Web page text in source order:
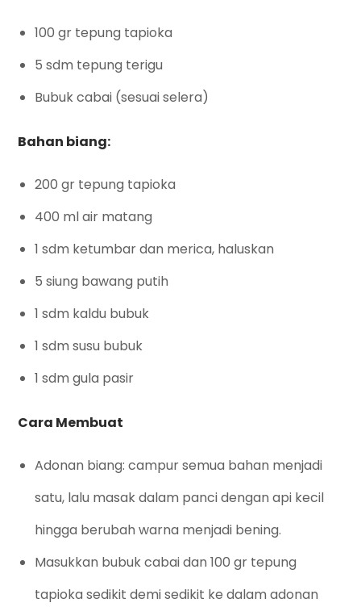
100 gr tepung tapioka
5 sdm tepung terigu
Bubuk cabai (sesuai selera)
Bahan biang:
200 gr tepung tapioka
400 ml air matang
1 sdm ketumbar dan merica, haluskan
5 siung bawang putih
1 sdm kaldu bubuk
1 sdm susu bubuk
1 sdm gula pasir
Cara Membuat
Adonan biang: campur semua bahan menjadi
satu, lalu masak dalam panci dengan api kecil
hingga berubah warna menjadi bening.
Masukkan bubuk cabai dan 100 gr tepung
tapioka sedikit demi sedikit ke dalam adonan